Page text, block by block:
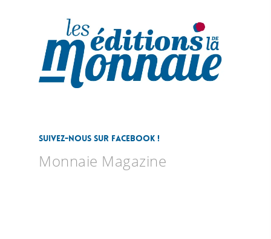
Suivez-nous sur Facebook !
Monnaie Magazine